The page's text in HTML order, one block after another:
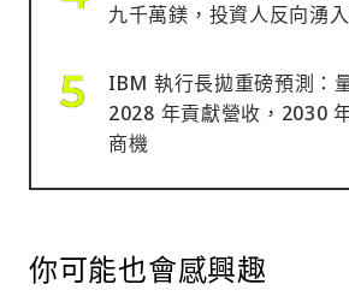
九千萬鎂，投資人反向湧
IBM 執行長拋重磅預測：
2028 年貢獻營收，2030
商機
你可能也會感興趣